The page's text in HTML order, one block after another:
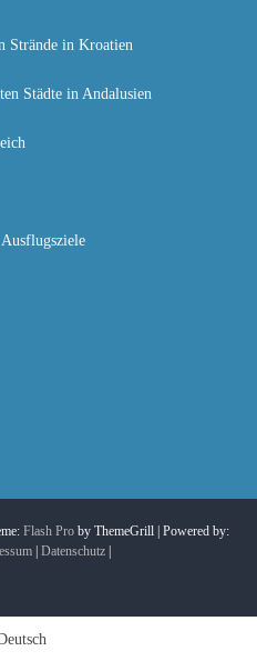
Strände in Kroatien
Städte in Andalusien
Ausflugsziele
Flash Pro by ThemeGrill | Powered by:
| Datenschutz |